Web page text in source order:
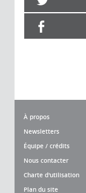
À propos
Newsletters
Équipe / crédits
Nous contacter
Charte d'utilisation
Plan du site